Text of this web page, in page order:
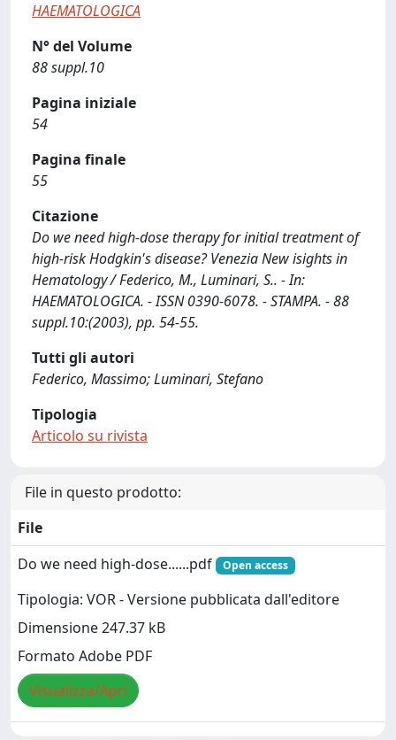
HAEMATOLOGICA
N° del Volume
88 suppl.10
Pagina iniziale
54
Pagina finale
55
Citazione
Do we need high-dose therapy for initial treatment of
high-risk Hodgkin's disease? Venezia New isights in
Hematology / Federico, M., Luminari, S.. - In:
HAEMATOLOGICA. - ISSN 0390-6078. - STAMPA. - 88
suppl.10:(2003), pp. 54-55.
Tutti gli autori
Federico, Massimo; Luminari, Stefano
Tipologia
Articolo su rivista
File in questo prodotto:
File
Do we need high-dose......pdf
Open access
Tipologia: VOR - Versione pubblicata dall'editore
Dimensione 247.37 kB
Formato Adobe PDF
Visualizza/Apri